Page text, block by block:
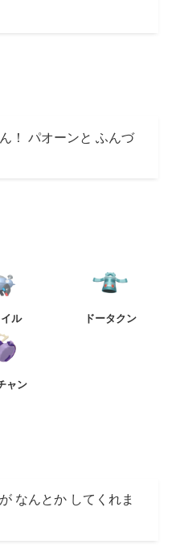
！ パオーンと ふんづ
ル ドータクン
ャン
なんとか してくれま